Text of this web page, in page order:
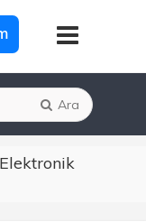
Ara
Elektronik